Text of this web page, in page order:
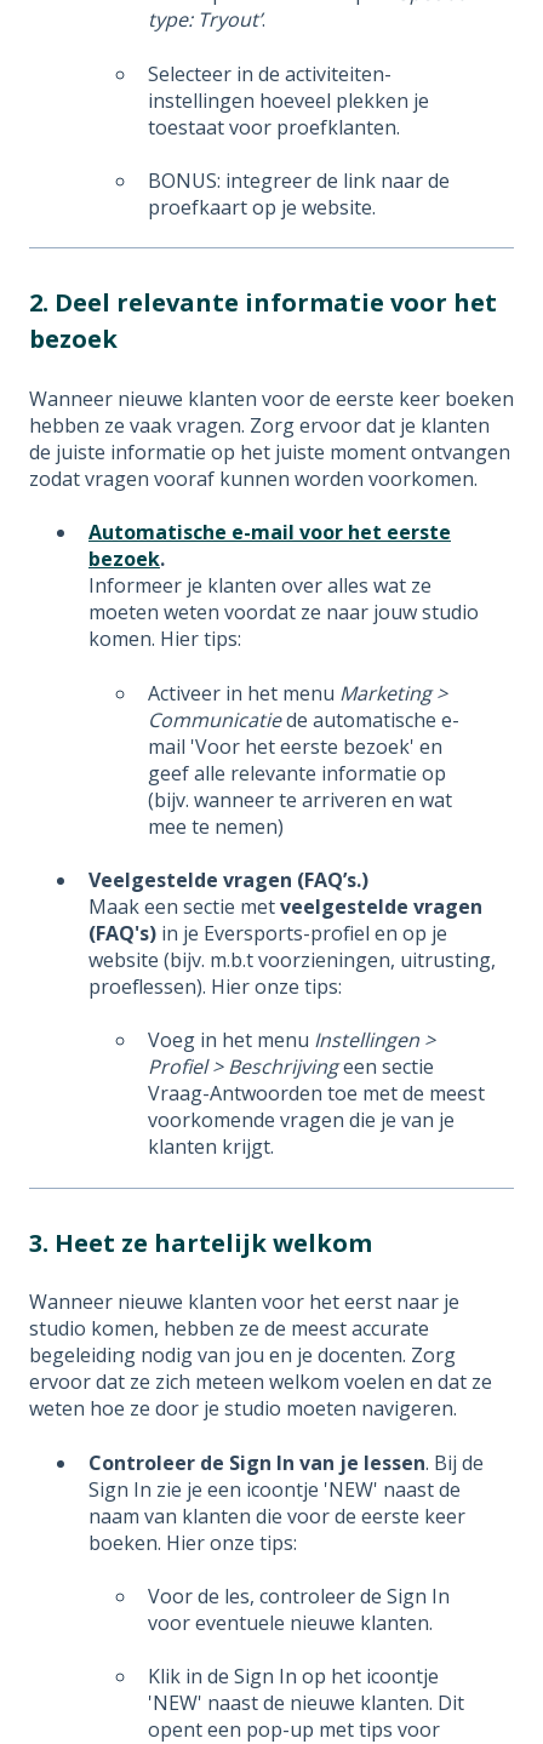
type: Tryout’.
Selecteer in de activiteiten-
instellingen hoeveel plekken je
toestaat voor proefklanten.
BONUS: integreer de link naar de
proefkaart op je website.
2. Deel relevante informatie voor het
bezoek
Wanneer nieuwe klanten voor de eerste keer boeken
hebben ze vaak vragen. Zorg ervoor dat je klanten
de juiste informatie op het juiste moment ontvangen
zodat vragen vooraf kunnen worden voorkomen.
Automatische e-mail voor het eerste
bezoek.
Informeer je klanten over alles wat ze
moeten weten voordat ze naar jouw studio
komen. Hier tips:
Activeer in het menu Marketing >
Communicatiede automatische e-
mail 'Voor het eerste bezoek' en
geef alle relevante informatie op
(bijv. wanneer te arriveren en wat
mee te nemen)
Veelgestelde vragen (FAQ’s.)
Maak een sectie metveelgestelde vragen
(FAQ's) in je Eversports-profiel en op je
website (bijv. m.b.t voorzieningen, uitrusting,
proeflessen). Hier onze tips:
Voeg in het menu Instellingen >
Profiel > Beschrijvingeen sectie
Vraag-Antwoorden toe met de meest
voorkomende vragen die je van je
klanten krijgt.
3. Heet ze hartelijk welkom
Wanneer nieuwe klanten voor het eerst naar je
studio komen, hebben ze de meest accurate
begeleiding nodig van jou en je docenten. Zorg
ervoor dat ze zich meteen welkom voelen en dat ze
weten hoe ze door je studio moeten navigeren.
Controleer de Sign In van je lessen. Bij de
Sign In zie je een icoontje 'NEW' naast de
naam van klanten die voor de eerste keer
boeken. Hier onze tips:
Voor de les, controleer de Sign In
voor eventuele nieuwe klanten.
Klik in de Sign In op het icoontje
'NEW' naast de nieuwe klanten. Dit
opent een pop-up met tips voor